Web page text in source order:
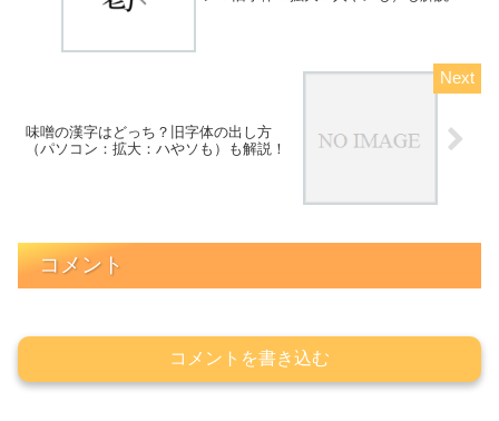
味噌の漢字はどっち？旧字体の出し方
（パソコン：拡大：ハやソも）も解説！
コメント
コメントを書き込む